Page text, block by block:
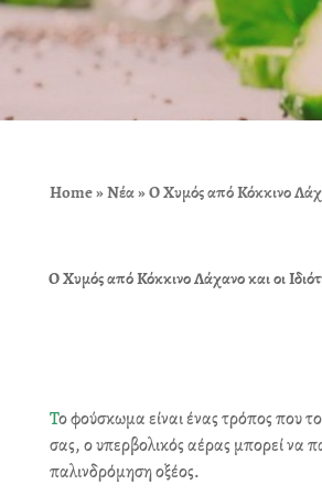
Home»Νέα»Ο Χυμός από Κόκκινο
Ο Χυμός από Κόκκινο Λάχανο και οι
Το φούσκωμα είναι ένας τρόπος που
σας, ο υπερβολικός αέρας μπορεί να
παλινδρόμηση οξέος.